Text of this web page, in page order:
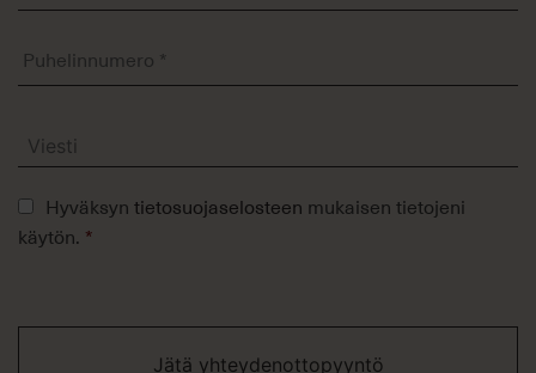
*
Tietosuojaseloste
*
Hyväksyn tietosuojaselosteen mukaisen tietojeni
käytön. *